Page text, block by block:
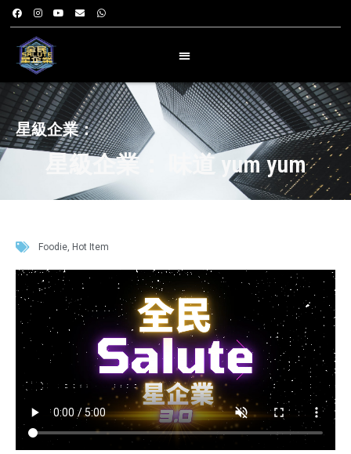
星級企業：
星級企業： 味道 yum yum
Foodie, Hot Item